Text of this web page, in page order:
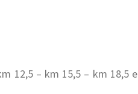
12,5 – km 15,5 – km 18,5 e